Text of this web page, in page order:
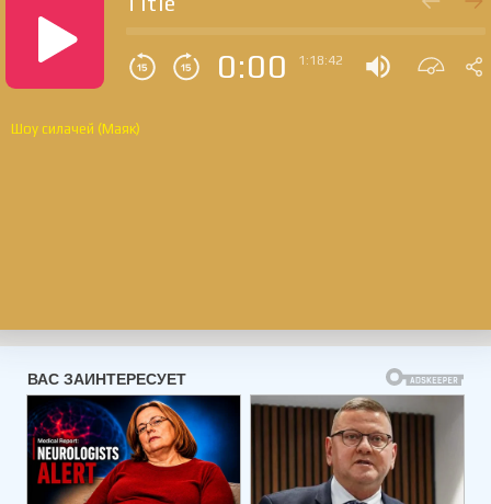
0:00 1:18:42
Шоу силачей (Маяк)